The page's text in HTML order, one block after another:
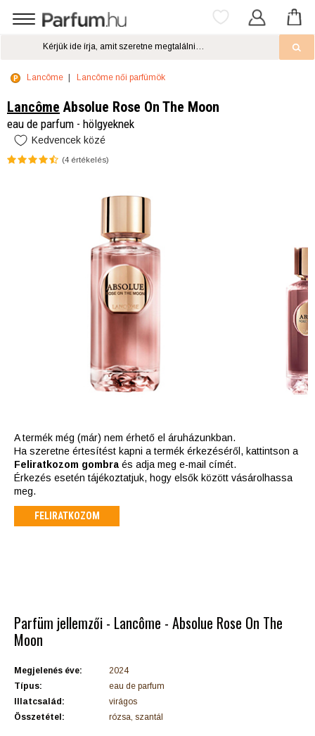
Lancôme Lancôme női parfümök
Lancôme Absolue Rose On The Moon
eau de parfum - hölgyeknek
Kedvencek közé
(4 értékelés)
A termék még (már) nem érhető el áruházunkban.
Ha szeretne értesítést kapni a termék érkezéséről, kattintson a
Feliratkozom gombra és adja meg e-mail címét.
Érkezés esetén tájékoztatjuk, hogy elsők között vásárolhassa
meg.
FELIRATKOZOM
Parfüm jellemzői - Lancôme - Absolue Rose On The
Moon
Megjelenés éve:
2024
Típus:
eau de parfum
Illatcsalád:
virágos
Összetétel:
rózsa, szantál